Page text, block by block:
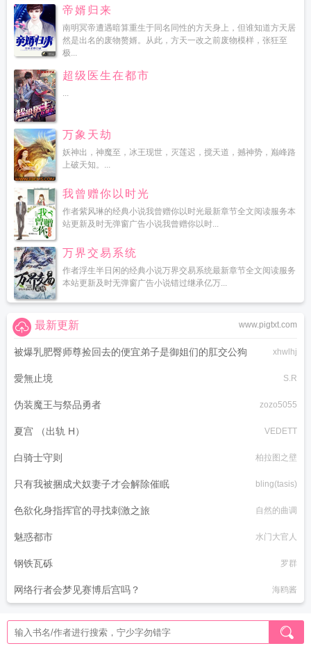
帝婿归来
南明冥帝遭遇暗算重生于同名同性的方天身上，但谁知道方天居
然是出名的废物赘婿。从此，方天一改之前废物模样，张狂至
极...
超级医生在都市
...
万象天劫
妖神出，神魔至，冰王现世，灭莲迟，搅天道，撼神势，巅峰路
上破天知。...
我曾赠你以时光
作者紫风琳的经典小说我曾赠你以时光最新章节全文阅读服务本
站更新及时无弹窗广告小说我曾赠你以时...
万界交易系统
作者浮生半日闲的经典小说万界交易系统最新章节全文阅读服务
本站更新及时无弹窗广告小说错过继承亿万...
www.pigtxt.com
最新更新
被爆乳肥臀师尊捡回去的便宜弟子是御姐们的肛交公狗 xhwlhj
愛無止境 S.R
伪装魔王与祭品勇者 zozo5055
夏宫 （出轨 H） VEDETT
白骑士守则 柏拉图之壁
只有我被捆成犬奴妻子才会解除催眠 bling(tasis)
色欲化身指挥官的寻找刺激之旅 自然的曲调
魅惑都市 水门大官人
钢铁瓦砾 罗群
网络行者会梦见赛博后宫吗？ 海鸥酱